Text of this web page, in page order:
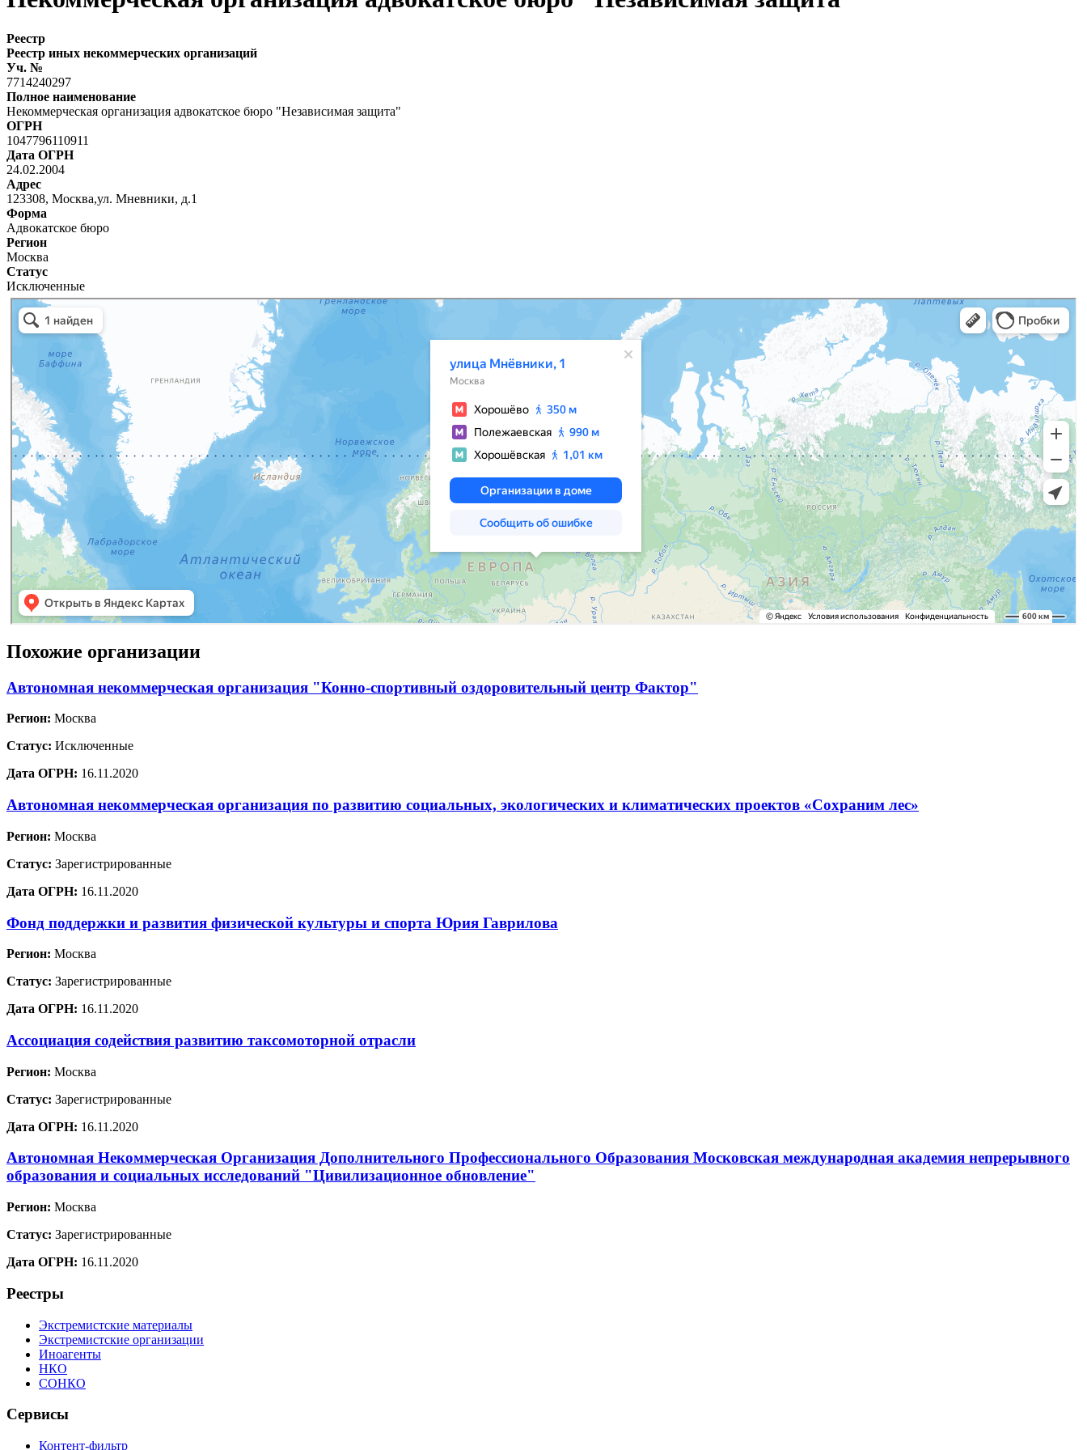
Реестр
Реестр иных некоммерческих организаций
Уч. №
7714240297
Полное наименование
Некоммерческая организация адвокатское бюро "Независимая защита"
ОГРН
1047796110911
Дата ОГРН
24.02.2004
Адрес
123308, Москва,ул. Мневники, д.1
Форма
Адвокатское бюро
Регион
Москва
Статус
Исключенные
Похожие организации
Автономная некоммерческая организация "Конно-спортивный оздоровительный центр Фактор"
Регион: Москва
Статус: Исключенные
Дата ОГРН: 16.11.2020
Автономная некоммерческая организация по развитию социальных, экологических и климатических проектов «Сохраним лес»
Регион: Москва
Статус: Зарегистрированные
Дата ОГРН: 16.11.2020
Фонд поддержки и развития физической культуры и спорта Юрия Гаврилова
Регион: Москва
Статус: Зарегистрированные
Дата ОГРН: 16.11.2020
Ассоциация содействия развитию таксомоторной отрасли
Регион: Москва
Статус: Зарегистрированные
Дата ОГРН: 16.11.2020
Автономная Некоммерческая Организация Дополнительного Профессионального Образования Московская международная академия непрерывного
образования и социальных исследований "Цивилизационное обновление"
Регион: Москва
Статус: Зарегистрированные
Дата ОГРН: 16.11.2020
Реестры
Экстремистские материалы
Экстремистские организации
Иноагенты
НКО
СОНКО
Сервисы
Контент-фильтр